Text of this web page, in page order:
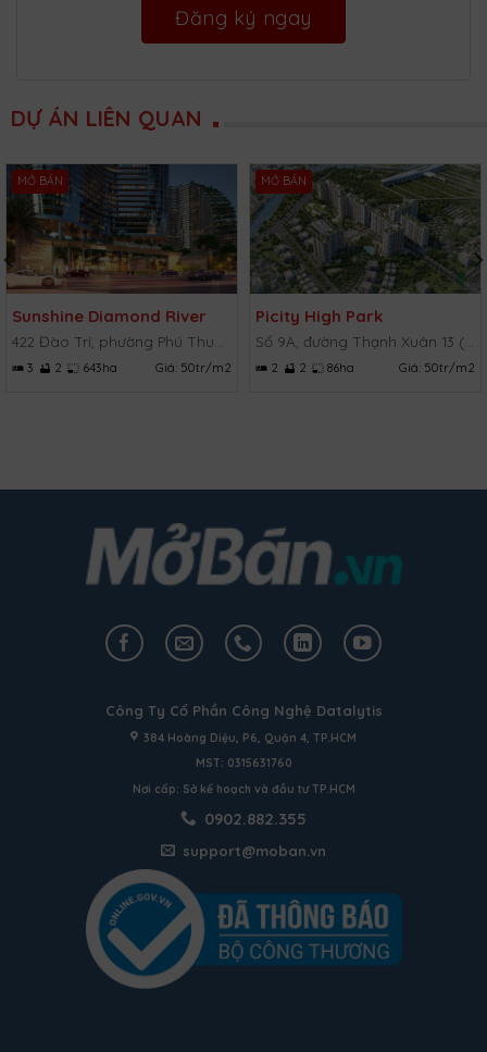
DỰ ÁN LIÊN QUAN
MỞ BÁN
Sunshine Diamond River
3 2 643ha Giá: 50tr/m2
MỞ BÁN
Picity High Park
2 2 86ha Giá: 50tr/m2
Công Ty Cổ Phần Công Nghệ Datalytis
384 Hoàng Diệu, P6, Quận 4, TP.HCM
MST: 0315631760
Nơi cấp: Sở kế hoạch và đầu tư TP.HCM
0902.882.355
support@moban.vn